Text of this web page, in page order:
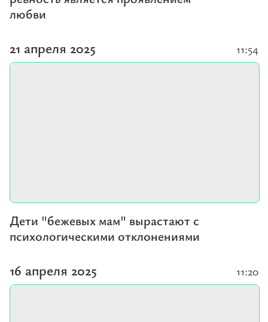
любви
21 апреля 2025
Дети "бежевых мам" вырастают с
психологическими отклонениями
11:54
16 апреля 2025 11:20